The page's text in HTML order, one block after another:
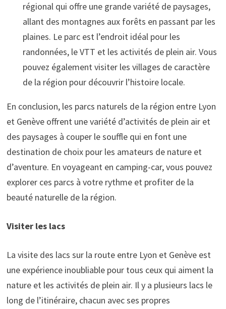
régional qui offre une grande variété de paysages,
allant des montagnes aux forêts en passant par les
plaines. Le parc est l’endroit idéal pour les
randonnées, le VTT et les activités de plein air. Vous
pouvez également visiter les villages de caractère
de la région pour découvrir l’histoire locale.
En conclusion, les parcs naturels de la région entre Lyon
et Genève offrent une variété d’activités de plein air et
des paysages à couper le souffle qui en font une
destination de choix pour les amateurs de nature et
d’aventure. En voyageant en camping-car, vous pouvez
explorer ces parcs à votre rythme et profiter de la
beauté naturelle de la région.
Visiter les lacs
La visite des lacs sur la route entre Lyon et Genève est
une expérience inoubliable pour tous ceux qui aiment la
nature et les activités de plein air. Il y a plusieurs lacs le
long de l’itinéraire, chacun avec ses propres